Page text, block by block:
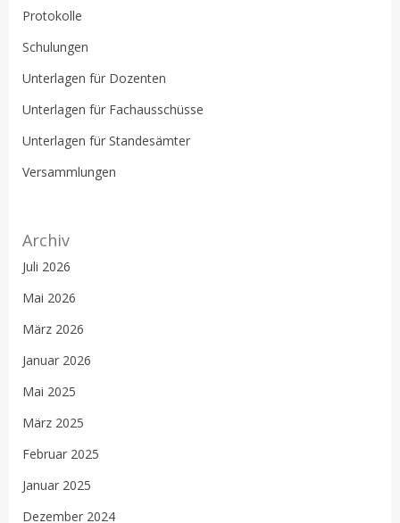
Protokolle
Schulungen
Unterlagen für Dozenten
Unterlagen für Fachausschüsse
Unterlagen für Standesämter
Versammlungen
Archiv
Juli 2026
Mai 2026
März 2026
Januar 2026
Mai 2025
März 2025
Februar 2025
Januar 2025
Dezember 2024